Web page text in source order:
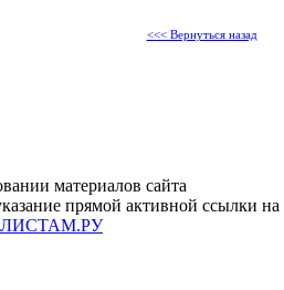
<<< Вернуться назад
материалов сайта
прямой активной ссылки на